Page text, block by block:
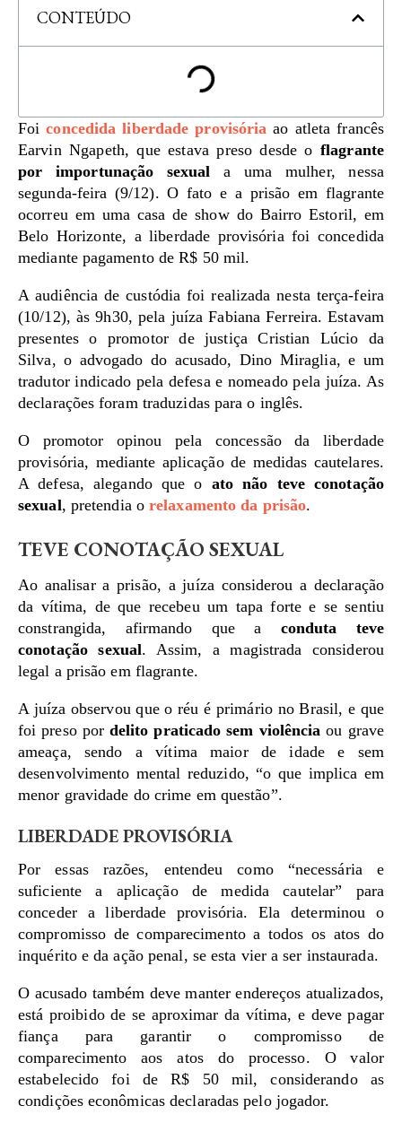
CONTEÚDO
Foiconcedida liberdade provisória ao atleta francês
Earvin Ngapeth, que estava preso desde oflagrante
por importunação sexual a uma mulher, nessa
segunda-feira (9/12). O fato e a prisão em flagrante
ocorreu em uma casa de show do Bairro Estoril, em
Belo Horizonte, a liberdade provisória foi concedida
mediante pagamento de R$ 50 mil.
A audiência de custódia foi realizada nesta terça-feira
(10/12), às 9h30, pela juíza Fabiana Ferreira. Estavam
presentes o promotor de justiça Cristian Lúcio da
Silva, o advogado do acusado, Dino Miraglia, e um
tradutor indicado pela defesa e nomeado pela juíza. As
declarações foram traduzidas para o inglês.
O promotor opinou pela concessão da liberdade
provisória, mediante aplicação de medidas cautelares.
A defesa, alegando que o ato não teve conotação
sexual, pretendia orelaxamento da prisão.
TEVE CONOTAÇÃO SEXUAL
Ao analisar a prisão, a juíza considerou a declaração
da vítima, de que recebeu um tapa forte e se sentiu
constrangida, afirmando que a conduta teve
conotação sexual. Assim, a magistrada considerou
legal a prisão em flagrante.
A juíza observou que o réu é primário no Brasil, e que
foi preso por delito praticado sem violência ou grave
ameaça, sendo a vítima maior de idade e sem
desenvolvimento mental reduzido, “o que implica em
menor gravidade do crime em questão”.
LIBERDADE PROVISÓRIA
Por essas razões, entendeu como “necessária e
suficiente a aplicação de medida cautelar” para
conceder a liberdade provisória. Ela determinou o
compromisso de comparecimento a todos os atos do
inquérito e da ação penal, se esta vier a ser instaurada.
O acusado também deve manter endereços atualizados,
está proibido de se aproximar da vítima, e deve pagar
fiança para garantir o compromisso de
comparecimento aos atos do processo. O valor
estabelecido foi de R$ 50 mil, considerando as
condições econômicas declaradas pelo jogador.